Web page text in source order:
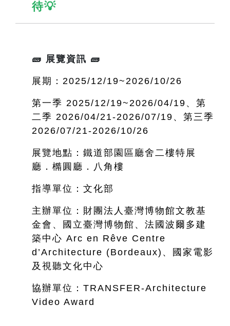
待💡
🧱 展覽資訊 🧱
展期：2025/12/19~2026/10/26
第一季 2025/12/19~ 2026/04/19、第
二季 2026/04/21-2026/07/19、第三季
2026/07/21-2026/10/26
展覽地點：鐵道部園區廳舍二樓特展
廳．橢圓廳．八角樓
指導單位：文化部
主辦單位：財團法人臺灣博物館文教基
金會、國立臺灣博物館、法國波爾多建
築中心 Arc en Rêve Centre
d’Architecture (Bordeaux)、國家電影
及視聽文化中心
協辦單位：TRANSFER-Architecture
Video Award